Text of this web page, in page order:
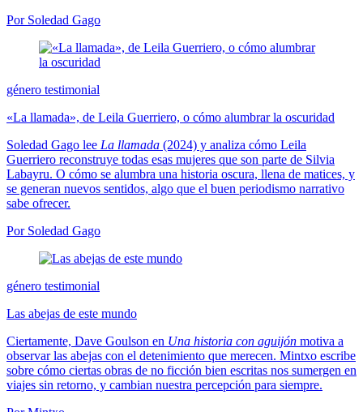
Por Soledad Gago
género testimonial
«La llamada», de Leila Guerriero, o cómo alumbrar la oscuridad
Soledad Gago lee La llamada (2024) y analiza cómo Leila
Guerriero reconstruye todas esas mujeres que son parte de Silvia
Labayru. O cómo se alumbra una historia oscura, llena de matices, y
se generan nuevos sentidos, algo que el buen periodismo narrativo
sabe ofrecer.
Por Soledad Gago
género testimonial
Las abejas de este mundo
Ciertamente, Dave Goulson en Una historia con aguijón motiva a
observar las abejas con el detenimiento que merecen. Mintxo escribe
sobre cómo ciertas obras de no ficción bien escritas nos sumergen en
viajes sin retorno, y cambian nuestra percepción para siempre.